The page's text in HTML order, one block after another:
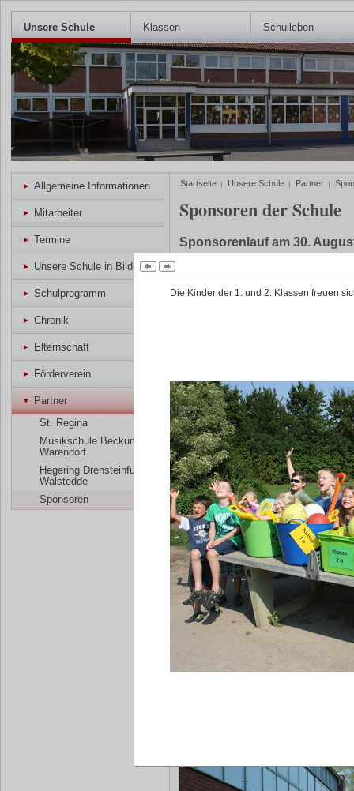
Unsere Schule Klassen Schulleben
Startseite Unsere Schule Partner
Sponsoren der Schule
Sponsorenlauf am 30.
Sponsorenlauf für alle Kinder
dabei von zahlreichen
Sponsorenlaufes kommt einer
Heessen zugute, die vor den
Allgemeine Informationen
Mitarbeiter
Termine
Unsere Schule in Bildern
Schulprogramm
Chronik
Elternschaft
Förderverein
Partner
St. Regina
Musikschule Beckum-
Warendorf
Hegering Drensteinfurt-
Walstedde
Sponsoren
Die Kinder der 1. und 2. Klassen freuen